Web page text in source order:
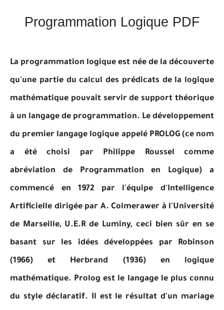
Programmation Logique PDF
La programmation logique est née de la découverte
qu'une partie du calcul des prédicats de la logique
mathématique pouvait servir de support théorique
à un langage de programmation. Le développement
du premier langage logique appelé PROLOG (ce nom
a été choisi par Philippe Roussel comme
abréviation de Programmation en Logique) a
commencé en 1972 par l'équipe d'Intelligence
Artificielle dirigée par A. Colmerawer à l'Université
de Marseille, U.E.R de Luminy, ceci bien sûr en se
basant sur les idées développées par Robinson
(1966) et Herbrand (1936) en logique
mathématique. Prolog est le langage le plus connu
du style déclaratif. Il est le résultat d'un mariage